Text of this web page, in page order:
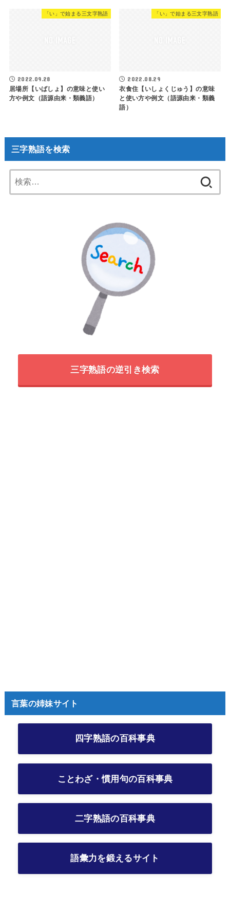
「い」で始まる三文字熟語
2022.09.28
居場所【いばしょ】の意味と使い
方や例文（語源由来・類義語）
「い」で始まる三文字熟語
2022.08.29
衣食住【いしょくじゅう】の意味
と使い方や例文（語源由来・類義
語）
三字熟語を検索
索:
三字熟語の逆引き検索
言葉の姉妹サイト
四字熟語の百科事典
ことわざ・慣用句の百科事典
二字熟語の百科事典
語彙力を鍛えるサイト